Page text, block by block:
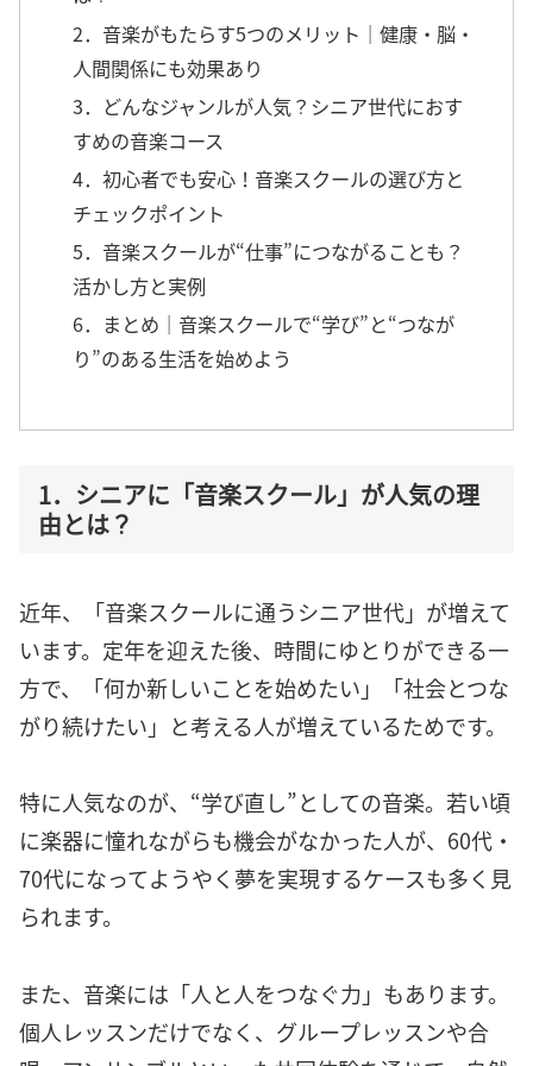
2．音楽がもたらす5つのメリット｜健康・脳・
人間関係にも効果あり
3．どんなジャンルが人気？シニア世代におす
すめの音楽コース
4．初心者でも安心！音楽スクールの選び方と
チェックポイント
5．音楽スクールが“仕事”につながることも？
活かし方と実例
6．まとめ｜音楽スクールで“学び”と“つなが
り”のある生活を始めよう
1．シニアに「音楽スクール」が人気の理
由とは？
近年、「音楽スクールに通うシニア世代」が増えて
います。定年を迎えた後、時間にゆとりができる一
方で、「何か新しいことを始めたい」「社会とつな
がり続けたい」と考える人が増えているためです。
特に人気なのが、“学び直し”としての音楽。若い頃
に楽器に憧れながらも機会がなかった人が、60代・
70代になってようやく夢を実現するケースも多く見
られます。
また、音楽には「人と人をつなぐ力」もあります。
個人レッスンだけでなく、グループレッスンや合